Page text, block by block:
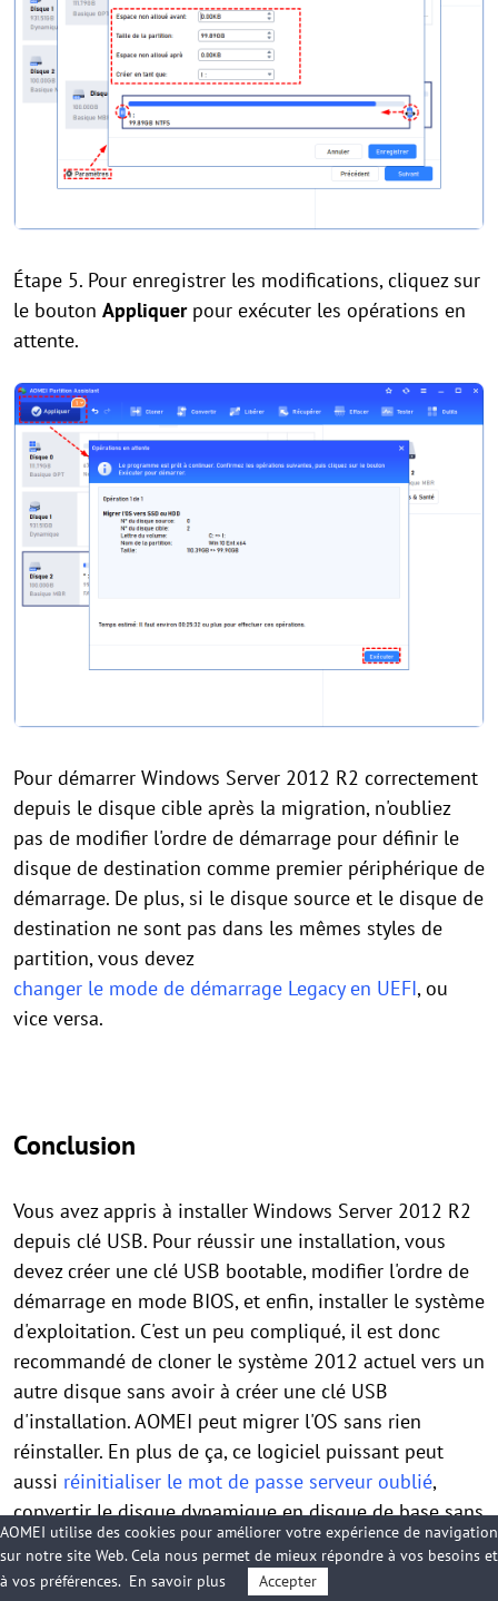
Étape 5. Pour enregistrer les modifications, cliquez sur
le bouton Appliquerpour exécuter les opérations en
attente.
Pour démarrer Windows Server 2012 R2 correctement
depuis le disque cible après la migration, n'oubliez
pas de modifier l'ordre de démarrage pour définir le
disque de destination comme premier périphérique de
démarrage. De plus, si le disque source et le disque de
destination ne sont pas dans les mêmes styles de
partition, vous devez
changer le mode de démarrage Legacy en UEFI, ou
vice versa.
Conclusion
Vous avez appris à installer Windows Server 2012 R2
depuis clé USB. Pour réussir une installation, vous
devez créer une clé USB bootable, modifier l'ordre de
démarrage en mode BIOS, et enfin, installer le système
d'exploitation. C'est un peu compliqué, il est donc
recommandé de cloner le système 2012 actuel vers un
autre disque sans avoir à créer une clé USB
d'installation. AOMEI peut migrer l'OS sans rien
réinstaller. En plus de ça, ce logiciel puissant peut
aussi réinitialiser le mot de passe serveur oublié,
convertir le disque dynamique en disque de base sans
perte de donnée, créer des RAID 0/1/5 logiciels,
récupérer la partition perdu, déplacer des logiciels
AOMEI utilise des cookies pour améliorer votre expérience de navigation
sur notre site Web. Cela nous permet de mieux répondre à vos besoins et
à vos préférences. En savoir plus Accepter